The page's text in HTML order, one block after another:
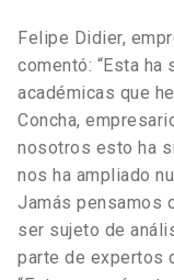
Felipe Didier,
comentó: “Esta
académicas que
Concha,
nosotros esto ha
nos ha ampliado
Jamás pensamos
ser sujeto de
parte de expertos